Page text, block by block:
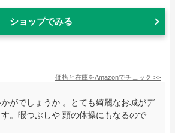
ショップでみる
価格と在庫をAmazonでチェック >>
がでしょうか 。とても綺麗なお城がデ
。暇つぶしや 頭の体操にもなるので